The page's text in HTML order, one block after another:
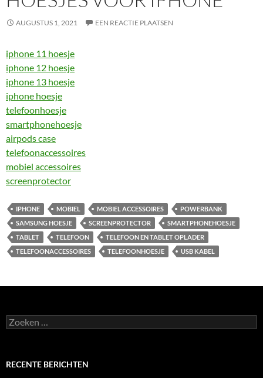
AUGUSTUS 1, 2021 EEN REACTIE PLAATSEN
iphone 11 hoesje
iphone 12 hoesje
iphone 13 hoesje
iphone hoesje
telefoonhoesje
smartphonehoesje
airpods case
telefoonaccessoires
mobiel accessoires
screenprotector
IPHONE MOBIEL MOBIEL ACCESSOIRES
POWERBANK
SAMSUNG HOESJE
SCREENPROTECTOR
SMARTPHONEHOESJE
TABLET
TELEFOON
TELEFOON EN TABLET OPLADER
TELEFOONACCESSOIRES
TELEFOONHOESJE USB KABEL
Zoeken
naar:
RECENTE BERICHTEN